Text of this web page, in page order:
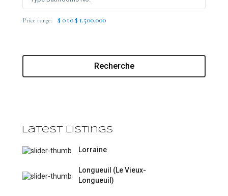
Price range: $ 0 to $ 1.500.000
Recherche
Latest Listings
Lorraine
Longueuil (Le Vieux-
Longueuil)